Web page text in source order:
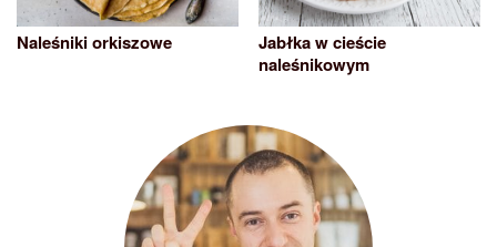
Naleśniki orkiszowe
Jabłka w cieście
naleśnikowym